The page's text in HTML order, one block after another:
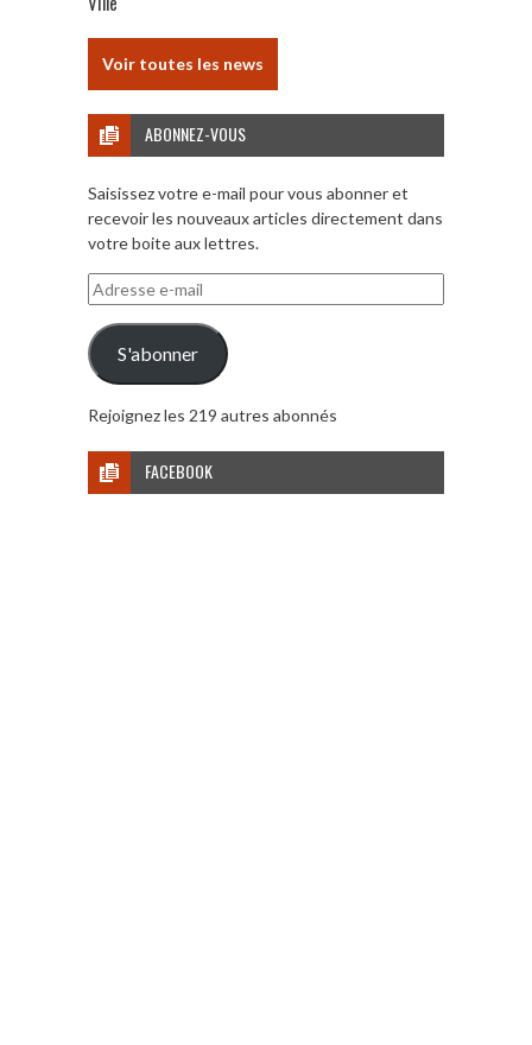
Voir toutes les news
ABONNEZ-VOUS
Saisissez votre e-mail pour vous abonner et
recevoir les nouveaux articles directement dans
votre boite aux lettres.
Adresse
e-
mail
S'abonner
Rejoignez les 219 autres abonnés
FACEBOOK